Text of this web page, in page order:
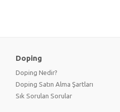
Doping
Doping Nedir?
Doping Satın Alma Şartları
Sık Sorulan Sorular